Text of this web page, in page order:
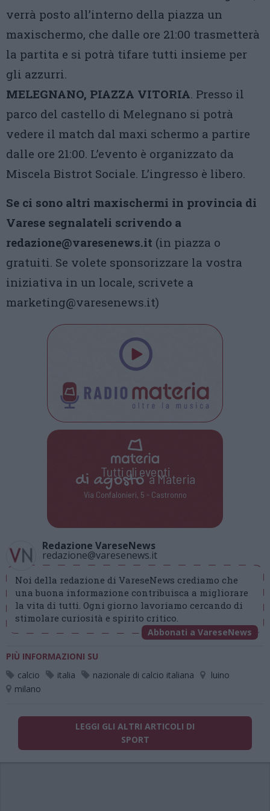
verrà posto all’interno della piazza un
maxischermo, che dalle ore 21:00 trasmetterà
la partita e si potrà tifare tutti insieme per
gli azzurri.
MELEGNANO, PIAZZA VITORIA. Presso il
parco del castello di Melegnano si potrà
vedere il match dal maxi schermo a partire
dalle ore 21:00. L’evento è organizzato da
Miscela Bistrot Sociale. L’ingresso è libero.
Se ci sono altri maxischermi in provincia di
Varese segnalateli scrivendo a
redazione@varesenews.it (in piazza o
gratuiti. Se volete sponsorizzare la vostra
iniziativa in un locale, scrivete a
marketing@varesenews.it)
Tutti gli eventi
di agostoa Materia
Via Confalonieri, 5 - Castronno
Redazione VareseNews
redazione@varesenews.it
Noi della redazione di VareseNews crediamo che
una buona informazione contribuisca a migliorare
la vita di tutti. Ogni giorno lavoriamo cercando di
stimolare curiosità e spirito critico.
Abbonati a VareseNews
PIÙ INFORMAZIONI SU
calcio
italia nazionale di calcio italiana
luino
milano
LEGGI GLI ALTRI ARTICOLI DI
SPORT